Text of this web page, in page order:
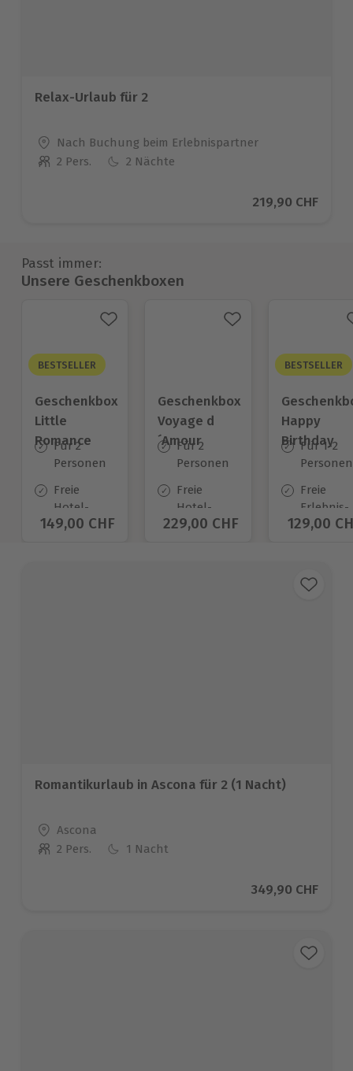
Relax-Urlaub für 2
Standort
Nach Buchung beim Erlebnispartner
Anzahl der Teilnehmer
2 Pers. 2 Nächte
Aktueller Preis
219,90 CHF
Passt immer:
Unsere Geschenkboxen
BESTSELLER
Geschenkbox
Little
Romance
Für 2
Personen
Freie
Hotel-
Auswahl
Aktueller Preis
149,00 CHF
Geschenkbox
Voyage d
´Amour
Für 2
Personen
Freie
Hotel-
Auswahl
Aktueller Preis
229,00 CHF
BESTSELLER
Happy
Birthday
Für 1-2
Personen
Freie
Erlebnis-
Auswahl
Aktueller
129,00
Romantikurlaub in Ascona für 2 (1 Nacht)
Standort
Ascona
Anzahl der Teilnehmer
2 Pers. 1 Nacht
Aktueller Preis
349,90 CHF